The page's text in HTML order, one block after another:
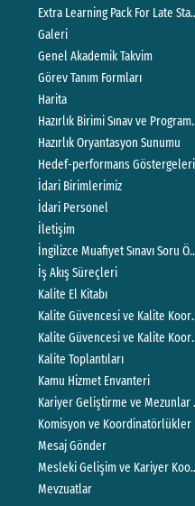
Extra Learning Pack For Late
Galeri
Genel Akademik Takvim
Görev Tanım Formları
Harita
Hazırlık Birimi Sınav ve
Hazırlık Oryantasyon Sunumu
Hedef-performans Göstergeleri
İdari Birimlerimiz
İdari Personel
İletişim
İngilizce Muafiyet Sınavı Soru
İş Akış Süreçleri
Kalite El Kitabı
Kalite Güvencesi ve Kalite
Kalite Güvencesi ve Kalite
Kalite Toplantıları
Kamu Hizmet Envanteri
Kariyer Geliştirme ve
Komisyon ve Koordinatörlükler
Mesaj Gönder
Mesleki Gelişim ve Kariyer
Mevzuatlar